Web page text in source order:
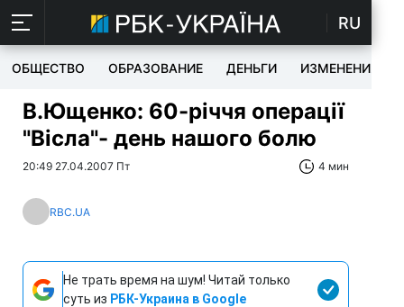
RU
ОБЩЕСТВО ОБРАЗОВАНИЕ ДЕНЬГИ ИЗМЕНЕНИЯ
В.Ющенко: 60-річчя операції
"Вісла"- день нашого болю
20:49 27.04.2007 Пт 4 мин
RBC.UA
Не трать время на шум! Читай только
суть из РБК-Украина в Google